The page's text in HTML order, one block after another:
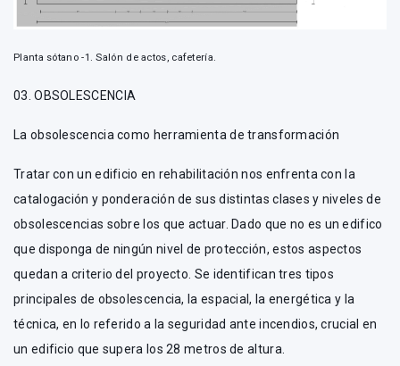
Planta sótano -1. Salón de actos, cafetería.
03. OBSOLESCENCIA
La obsolescencia como herramienta de transformación
Tratar con un edificio en rehabilitación nos enfrenta con la
catalogación y ponderación de sus distintas clases y niveles de
obsolescencias sobre los que actuar. Dado que no es un edifico
que disponga de ningún nivel de protección, estos aspectos
quedan a criterio del proyecto. Se identifican tres tipos
principales de obsolescencia, la espacial, la energética y la
técnica, en lo referido a la seguridad ante incendios, crucial en
un edificio que supera los 28 metros de altura.